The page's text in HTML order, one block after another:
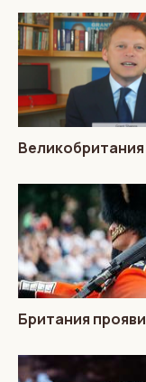
Британия